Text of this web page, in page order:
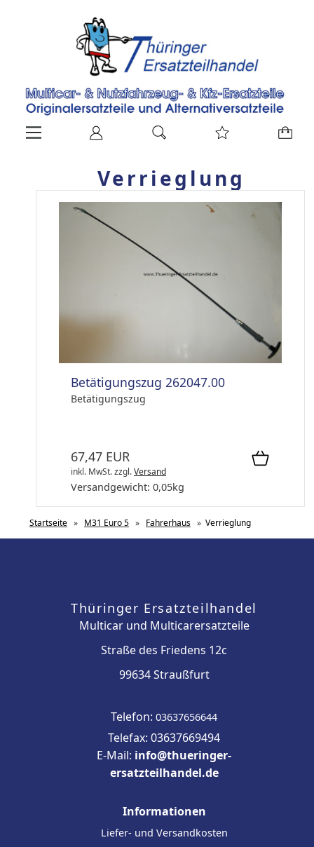
Verrieglung
Betätigungszug 262047.00
Betätigungszug
67,47 EUR
inkl. MwSt.zzgl.Versand
Versandgewicht: 0,05kg
Startseite » M31 Euro 5 » Fahrerhaus » Verrieglung
Thüringer Ersatzteilhandel
Multicar und Multicarersatzteile
Straße des Friedens 12c
99634 Straußfurt
Telefon: 03637656644
Telefax: 03637669494
E-Mail: info@thueringer-
ersatzteilhandel.de
Informationen
Liefer- und Versandkosten